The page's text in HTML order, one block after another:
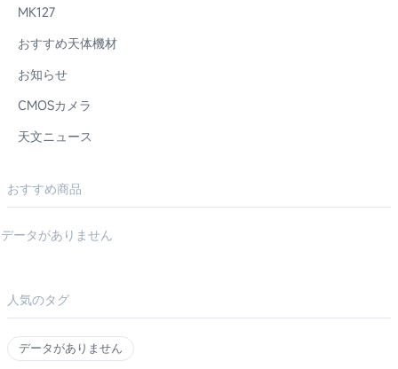
MK127
おすすめ天体機材
お知らせ
CMOSカメラ
天文ニュース
おすすめ商品
データがありません
人気のタグ
データがありません